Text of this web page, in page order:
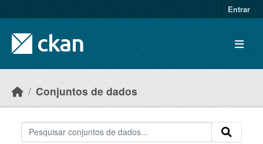
Entrar
Conjuntos de dados